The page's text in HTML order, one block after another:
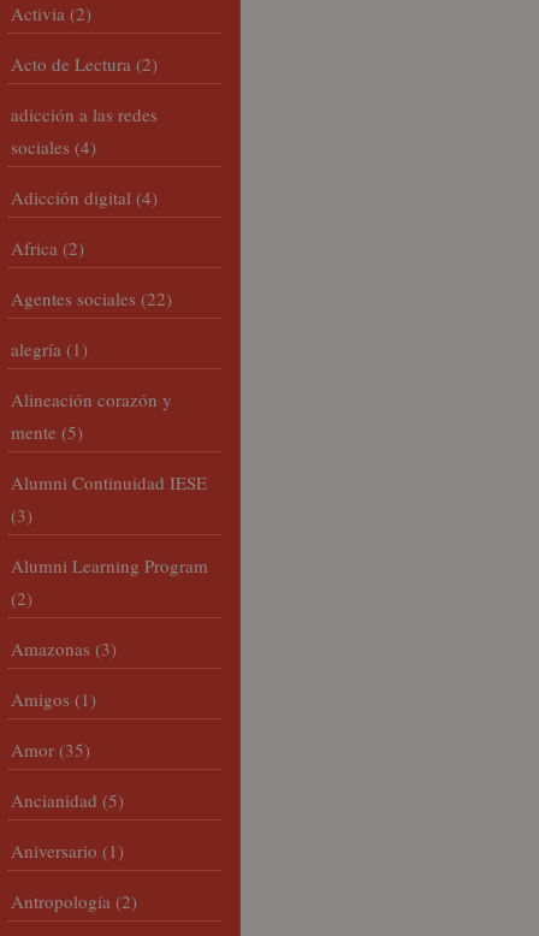
Activia (2)
Acto de Lectura (2)
adicción a las redes
sociales (4)
Adicción digital (4)
Africa (2)
Agentes sociales (22)
alegría (1)
Alineación corazón y
mente (5)
Alumni Continuidad IESE
(3)
Alumni Learning Program
(2)
Amazonas (3)
Amigos (1)
Amor (35)
Ancianidad (5)
Aniversario (1)
Antropología (2)